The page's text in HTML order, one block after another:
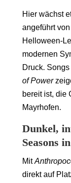
Hier wächst
angeführt von
Helloween-
modernen
Druck.
of Power
bereit ist, die
Mayrhofen.
Dunkel,
Seasons
Mit
direkt auf